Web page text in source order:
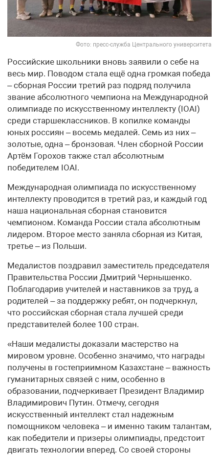
Фото: пресс-служба Центрального университета
Российские школьники вновь заявили о себе на
весь мир. Поводом стала ещё одна громкая победа
– сборная России третий раз подряд получила
звание абсолютного чемпиона на Международной
олимпиаде по искусственному интеллекту (IOAI)
среди старшеклассников. В копилке команды
юных россиян – восемь медалей. Семь из них –
золотые, одна – бронзовая. Член сборной России
Артём Горохов также стал абсолютным
победителем IOAI.
Международная олимпиада по искусственному
интеллекту проводится в третий раз, и каждый год
наша национальная сборная становится
чемпионом. Команда России стала абсолютным
лидером. Второе место заняла сборная из Китая,
третье – из Польши.
Медалистов поздравил заместитель председателя
Правительства России Дмитрий Чернышенко.
Поблагодарив учителей и наставников за труд, а
родителей – за поддержку ребят, он подчеркнул,
что российская сборная стала лучшей среди
представителей более 100 стран.
«Наши медалисты доказали мастерство на
мировом уровне. Особенно значимо, что награды
получены в гостеприимном Казахстане – важность
гуманитарных связей с ним, особенно в
образовании, подчеркивает Президент Владимир
Владимирович Путин. Отмечу, сегодня
искусственный интеллект стал надежным
помощником человека – и именно таким талантам,
как победители и призеры олимпиады, предстоит
двигать технологии вперед. Со своей стороны